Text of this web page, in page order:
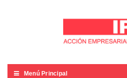
Menú Principal